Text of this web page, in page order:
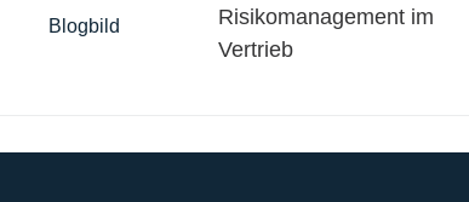
Risikomanagement im
Vertrieb